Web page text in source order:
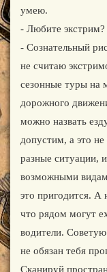
умею.
- Любите экстрим?
- Сознательный
не считаю
сезонные туры на
дорожного
можно назвать
допустим, а это
разные ситуации,
возможными
это пригодится. А
что рядом могут
водители.
не обязан тебя
Сканируй